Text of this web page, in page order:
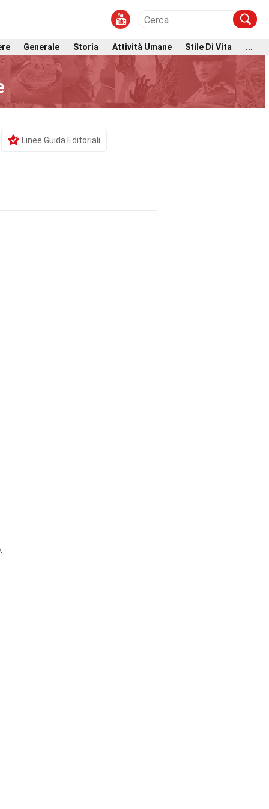
Generale Storia Attività Umane Stile Di Vita
...
Linee Guida Editoriali